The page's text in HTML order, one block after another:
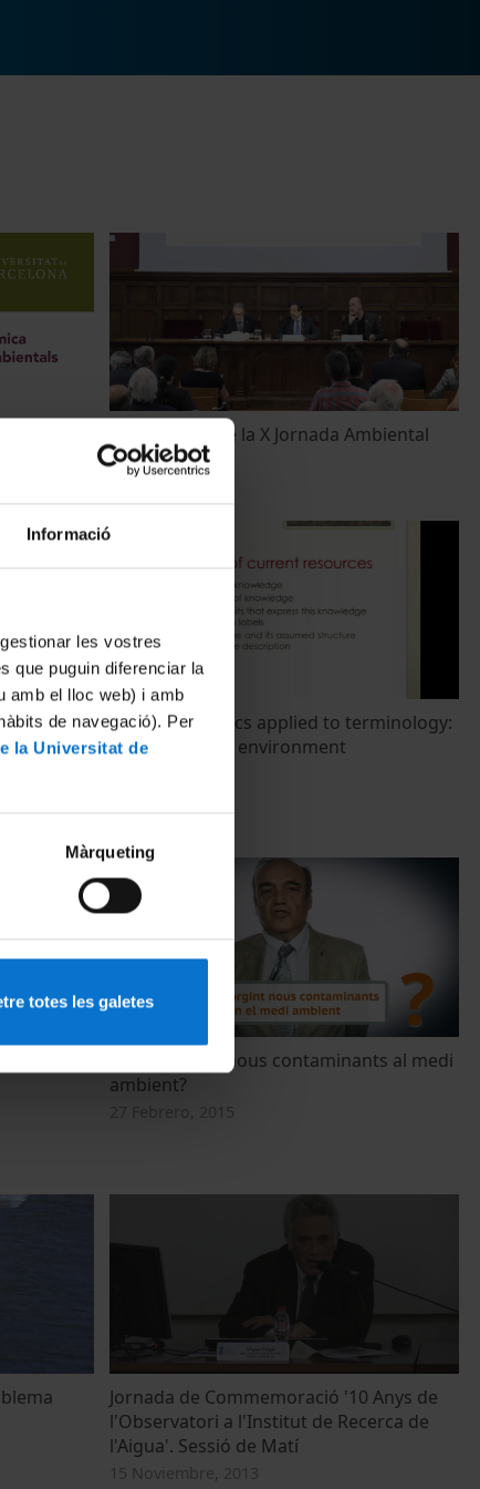
Informació
les vostres
que puguin diferenciar la
amb el lloc web) i amb
de navegació). Per
la Universitat de
Màrqueting
totes les galetes
Inauguració de la X Jornada Ambiental
5 Abril, 2022
Frame semantics applied to terminology:
the case of the environment
Estan sorgint nous contaminants al medi
ambient?
27 Febrero, 2015
Jornada de Commemoració '10 Anys de
l'Observatori a l'Institut de Recerca de
l'Aigua'. Sessió de Matí
15 Noviembre, 2013